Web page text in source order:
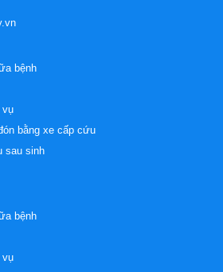
bệnh
vụ
bằng xe cấp cứu
sau sinh
bệnh
vụ